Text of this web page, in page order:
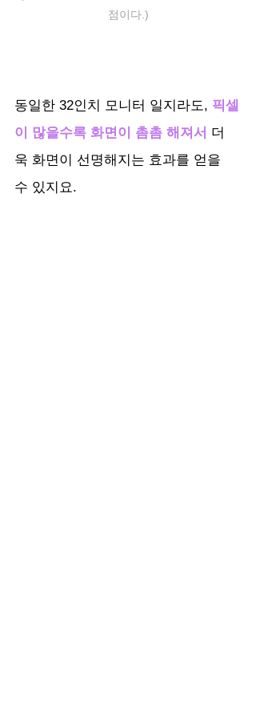
점이다.)
동일한 32인치 모니터 일지라도, 픽셀
이 많을수록 화면이 촘촘 해져서 더
욱 화면이 선명해지는 효과를 얻을
수 있지요.